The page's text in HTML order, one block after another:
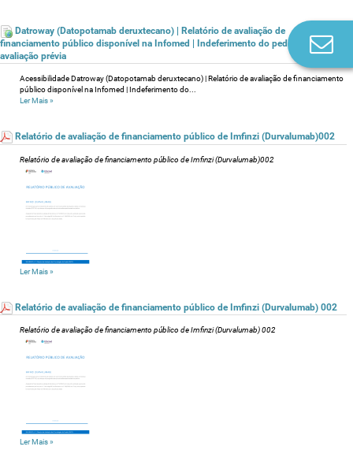
Datroway (Datopotamab deruxtecano) | Relatório de avaliação de
financiamento público disponível na Infomed | Indeferimento do pedido de
avaliação prévia
Acessibilidade Datroway (Datopotamab deruxtecano) | Relatório de avaliação de financiamento
público disponível na Infomed | Indeferimento do...
Ler Mais»
Relatório de avaliação de financiamento público de Imfinzi (Durvalumab)002
Relatório de avaliação de financiamento público de Imfinzi (Durvalumab)002
Ler Mais»
Relatório de avaliação de financiamento público de Imfinzi (Durvalumab) 002
Relatório de avaliação de financiamento público de Imfinzi (Durvalumab) 002
Ler Mais»